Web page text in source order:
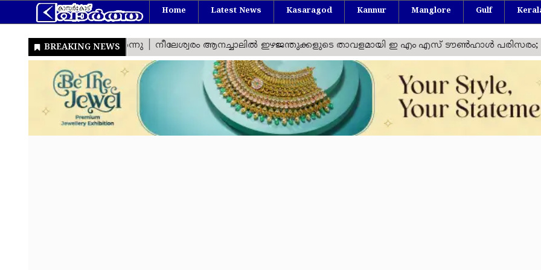
Home Latest News Kasaragod Kannur Manglore Gulf